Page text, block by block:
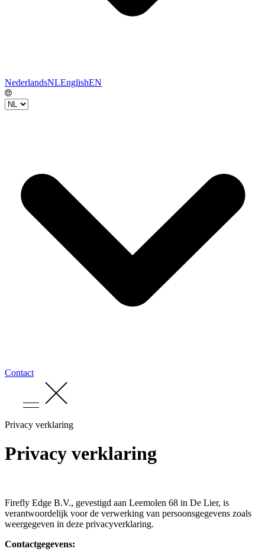
NederlandsNLEnglishEN
Contact
Privacy verklaring
Privacy verklaring
Firefly Edge B.V., gevestigd aan Leemolen 68 in De Lier, is
verantwoordelijk voor de verwerking van persoonsgegevens zoals
weergegeven in deze privacyverklaring.
Contactgegevens: